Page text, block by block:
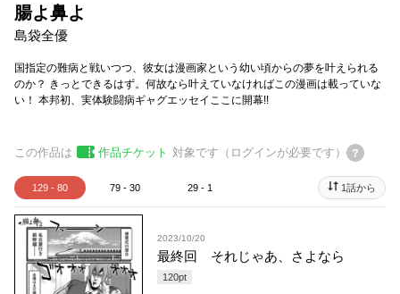
腸よ鼻よ
島袋全優
国指定の難病と戦いつつ、彼女は漫画家という幼い頃からの夢を叶えられる
のか？ きっとできるはず。何故なら叶えていなければこの漫画は載っていな
い！ 本邦初、実体験闘病ギャグエッセイここに開幕!!
この作品は 作品チケット 対象です（ログインが必要です）
129 - 80 79 - 30 29 - 1 1話から
2023/10/20
最終回 それじゃあ、さよなら
120pt